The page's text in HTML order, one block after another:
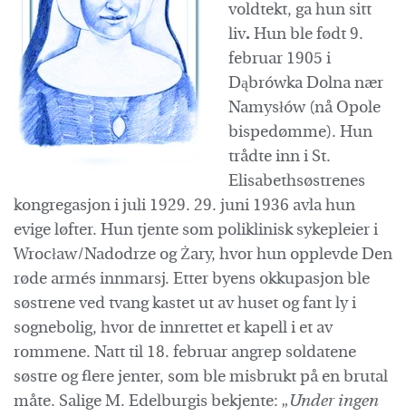
voldtekt, ga hun sitt
liv. Hun ble født 9.
februar 1905 i
Dąbrówka Dolna nær
Namysłów (nå Opole
bispedømme). Hun
trådte inn i St.
Elisabethsøstrenes
kongregasjon i juli 1929. 29. juni 1936 avla hun
evige løfter. Hun tjente som poliklinisk sykepleier i
Wrocław/Nadodrze og Żary, hvor hun opplevde Den
røde armés innmarsj. Etter byens okkupasjon ble
søstrene ved tvang kastet ut av huset og fant ly i
sognebolig, hvor de innrettet et kapell i et av
rommene. Natt til 18. februar angrep soldatene
søstre og flere jenter, som ble misbrukt på en brutal
måte. Salige M. Edelburgis bekjente: „ Under ingen